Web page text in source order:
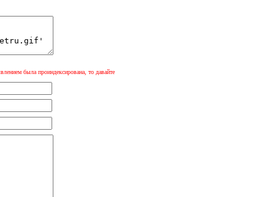
была проиндексирована, то давайте